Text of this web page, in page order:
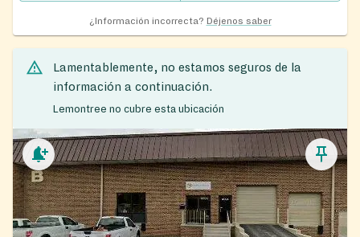
¿Información incorrecta? Déjenos saber
Lamentablemente, no estamos seguros de la
información a continuación.
Lemontree no cubre esta ubicación